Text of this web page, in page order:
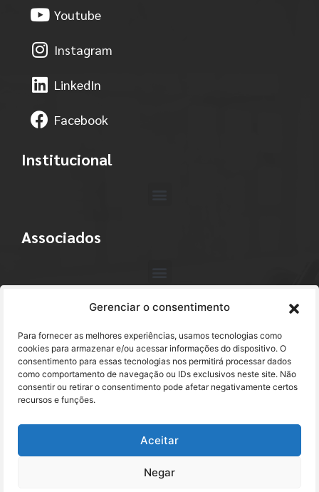
Gerenciar o consentimento
Para fornecer as melhores experiências, usamos tecnologias como
cookies para armazenar e/ou acessar informações do dispositivo. O
consentimento para essas tecnologias nos permitirá processar dados
como comportamento de navegação ou IDs exclusivos neste site. Não
consentir ou retirar o consentimento pode afetar negativamente certos
recursos e funções.
Aceitar
Negar
Youtube
Instagram
LinkedIn
Facebook
Institucional
Associados
+55 (11) 3113-4040
abracam@abracam.com
Bela Vista - São Paulo, SP CEP 01310-300